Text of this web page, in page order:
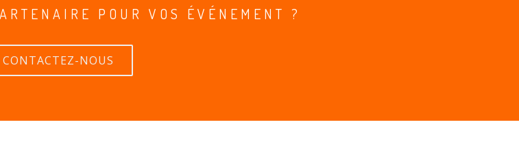
POUR VOS ÉVÉNEMENT ?
CONTACTEZ-NOUS